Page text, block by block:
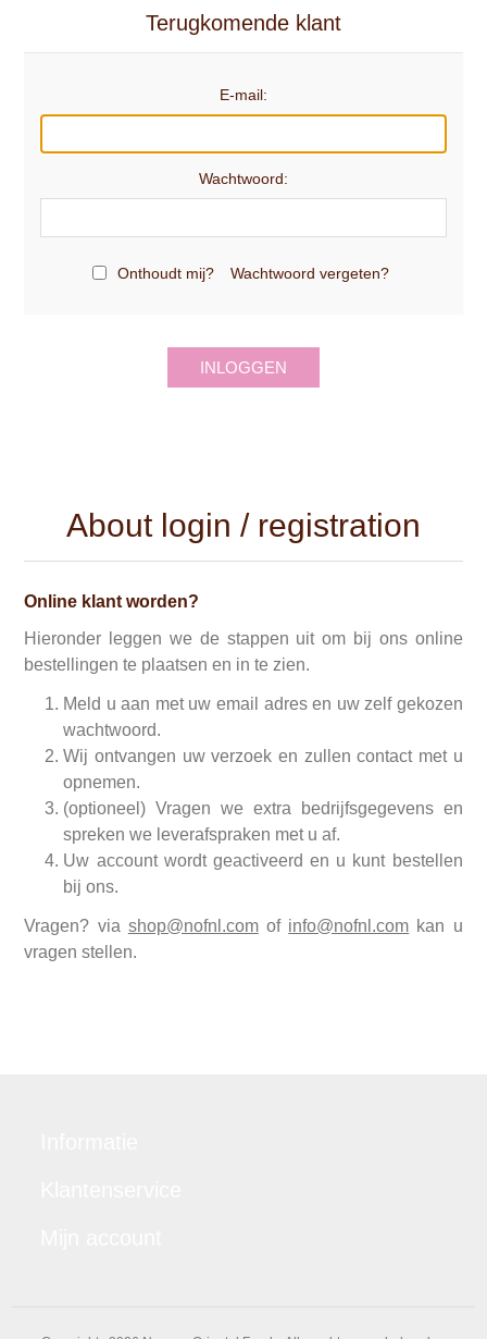
Terugkomende klant
E-mail:
Wachtwoord:
Onthoudt mij? Wachtwoord vergeten?
INLOGGEN
About login / registration
Online klant worden?
Hieronder leggen we de stappen uit om bij ons online
bestellingen te plaatsen en in te zien.
Meld u aan met uw email adres en uw zelf gekozen
wachtwoord.
Wij ontvangen uw verzoek en zullen contact met u
opnemen.
(optioneel) Vragen we extra bedrijfsgegevens en
spreken we leverafspraken met u af.
Uw account wordt geactiveerd en u kunt bestellen
bij ons.
Vragen? via shop@nofnl.comof info@nofnl.com kan u
vragen stellen.